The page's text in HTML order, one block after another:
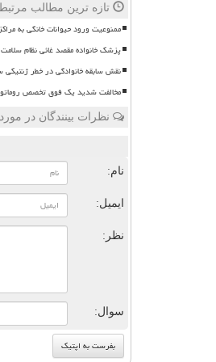
تازه ترین مطالب
ممنوعیت ورود حیوانات خانگی به
پزشک خانواده مقصد غائی نظام
نقش سابقه خانوادگی در خطر
مخالفت شدید یک فوق تخصص
نظرات بینندگان در
نام:
ایمیل:
نظر:
سوال: